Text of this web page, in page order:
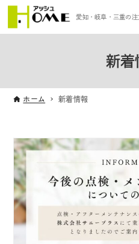
愛知・岐阜・三重の注
新着
ホーム 新着情報